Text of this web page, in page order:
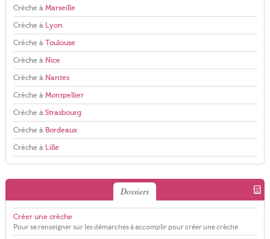
Crèche à Marseille
Crèche à Lyon
Crèche à Toulouse
Crèche à Nice
Crèche à Nantes
Crèche à Montpellier
Crèche à Strasbourg
Crèche à Bordeaux
Crèche à Lille
Dossiers
Créer une crèche
Pour se renseigner sur les démarches à accomplir pour créer une crèche